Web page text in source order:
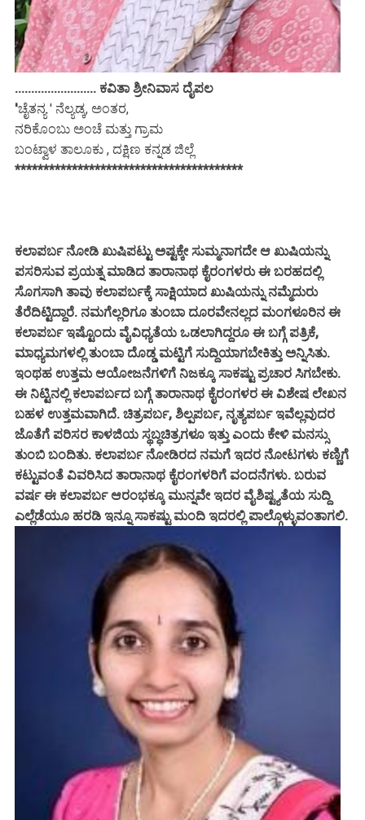
......................... ಕವಿತಾ ಶ್ರೀನಿವಾಸ ದೈಪಲ
'ಚೈತನ್ಯ ' ನೆಲ್ಯಡ್ಕ, ಅಂತರ,
ನರಿಕೊಂಬು ಅಂಚೆ ಮತ್ತು ಗ್ರಾಮ
ಬಂಟ್ವಾಳ ತಾಲೂಕು , ದಕ್ಷಿಣ ಕನ್ನಡ ಜಿಲ್ಲೆ
****************************************
ಕಲಾಪರ್ಬ ನೋಡಿ ಖುಷಿಪಟ್ಟು ಅಷ್ಟಕ್ಕೇ ಸುಮ್ಮನಾಗದೇ ಆ ಖುಷಿಯನ್ನು
ಪಸರಿಸುವ ಪ್ರಯತ್ನ ಮಾಡಿದ ತಾರಾನಾಥ ಕೈರಂಗಳರು ಈ ಬರಹದಲ್ಲಿ
ಸೊಗಸಾಗಿ ತಾವು ಕಲಾಪರ್ಬಕ್ಕೆ ಸಾಕ್ಷಿಯಾದ ಖುಷಿಯನ್ನು ನಮ್ಮೆದುರು
ತೆರೆದಿಟ್ಟಿದ್ದಾರೆ. ನಮಗೆಲ್ಲರಿಗೂ ತುಂಬಾ ದೂರವೇನಲ್ಲದ ಮಂಗಳೂರಿನ ಈ
ಕಲಾಪರ್ಬ ಇಷ್ಟೊಂದು ವೈವಿಧ್ಯತೆಯ ಒಡಲಾಗಿದ್ದರೂ ಈ ಬಗ್ಗೆ ಪತ್ರಿಕೆ,
ಮಾಧ್ಯಮಗಳಲ್ಲಿ ತುಂಬಾ ದೊಡ್ಡ ಮಟ್ಟಿಗೆ ಸುದ್ದಿಯಾಗಬೇಕಿತ್ತು ಅನ್ನಿಸಿತು.
ಇಂಥಹ ಉತ್ತಮ ಆಯೋಜನೆಗಳಿಗೆ ನಿಜಕ್ಕೂ ಸಾಕಷ್ಟು ಪ್ರಚಾರ ಸಿಗಬೇಕು.
ಈ ನಿಟ್ಟಿನಲ್ಲಿ ಕಲಾಪರ್ಬದ ಬಗ್ಗೆ ತಾರಾನಾಥ ಕೈರಂಗಳರ ಈ ವಿಶೇಷ ಲೇಖನ
ಬಹಳ ಉತ್ತಮವಾಗಿದೆ. ಚಿತ್ರಪರ್ಬ, ಶಿಲ್ಪಪರ್ಬ, ನೃತ್ಯಪರ್ಬ ಇವೆಲ್ಲವುದರ
ಜೊತೆಗೆ ಪರಿಸರ ಕಾಳಜಿಯ ಸ್ಥಬ್ಧಚಿತ್ರಗಳೂ ಇತ್ತು ಎಂದು ಕೇಳಿ ಮನಸ್ಸು
ತುಂಬಿ ಬಂದಿತು. ಕಲಾಪರ್ಬ ನೋಡಿರದ ನಮಗೆ ಇದರ ನೋಟಗಳು ಕಣ್ಣಿಗೆ
ಕಟ್ಟುವಂತೆ ವಿವರಿಸಿದ ತಾರಾನಾಥ ಕೈರಂಗಳರಿಗೆ ವಂದನೆಗಳು. ಬರುವ
ವರ್ಷ ಈ ಕಲಾಪರ್ಬ ಆರಂಭಕ್ಕೂ ಮುನ್ನವೇ ಇದರ ವೈಶಿಷ್ಟ್ಯತೆಯ ಸುದ್ದಿ
ಎಲ್ಲೆಡೆಯೂ ಹರಡಿ ಇನ್ನೂ ಸಾಕಷ್ಟು ಮಂದಿ ಇದರಲ್ಲಿ ಪಾಲ್ಗೊಳ್ಳುವಂತಾಗಲಿ.